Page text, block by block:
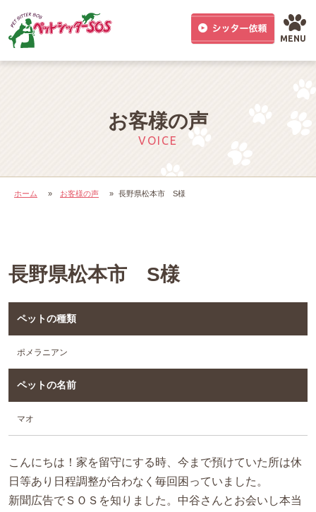
MENU
お客様の声
VOICE
ホーム » お客様の声 » 長野県松本市 S様
長野県松本市 S様
ペットの種類
ポメラニアン
ペットの名前
マオ
こんにちは！家を留守にする時、今まで預けていた所は休
日等あり日程調整が合わなく毎回困っていました。
新聞広告でＳＯＳを知りました。中谷さんとお会いし本当